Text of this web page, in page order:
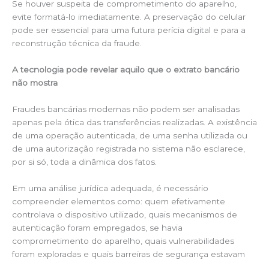
Se houver suspeita de comprometimento do aparelho,
evite formatá-lo imediatamente. A preservação do celular
pode ser essencial para uma futura perícia digital e para a
reconstrução técnica da fraude.
A tecnologia pode revelar aquilo que o extrato bancário
não mostra
Fraudes bancárias modernas não podem ser analisadas
apenas pela ótica das transferências realizadas. A existência
de uma operação autenticada, de uma senha utilizada ou
de uma autorização registrada no sistema não esclarece,
por si só, toda a dinâmica dos fatos.
Em uma análise jurídica adequada, é necessário
compreender elementos como: quem efetivamente
controlava o dispositivo utilizado, quais mecanismos de
autenticação foram empregados, se havia
comprometimento do aparelho, quais vulnerabilidades
foram exploradas e quais barreiras de segurança estavam